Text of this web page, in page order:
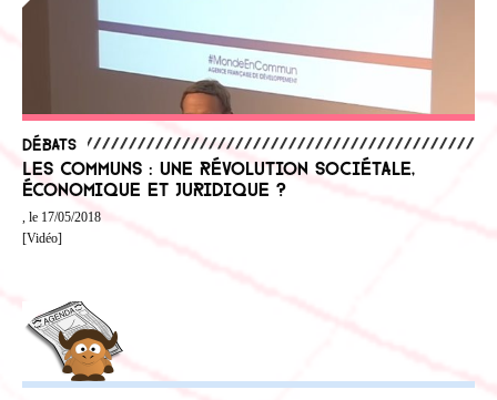
Débats
Les communs : une révolution sociétale,
économique et juridique ?
, le 17/05/2018
[Vidéo]